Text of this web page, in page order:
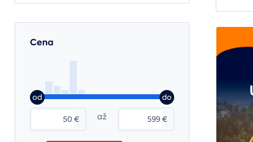
Cena
od do
€ €
až